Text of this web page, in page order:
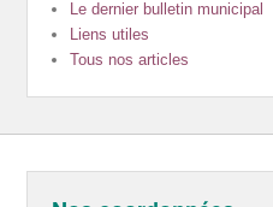
Le dernier bulletin municipal
Liens utiles
Tous nos articles